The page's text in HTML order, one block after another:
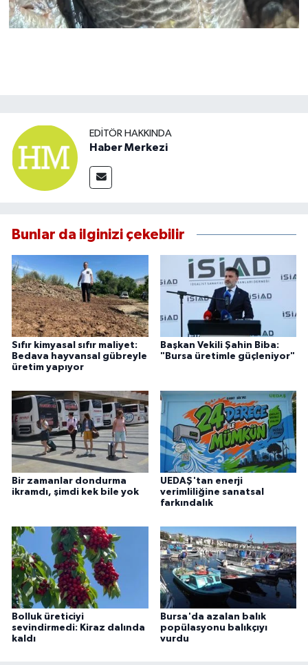
EDITÖR HAKKINDA
Haber Merkezi
Bunlar da ilginizi çekebilir
Sıfır kimyasal sıfır maliyet:
Bedava hayvansal gübreyle
üretim yapıyor
Başkan Vekili Şahin Biba:
"Bursa üretimle güçleniyor"
Bir zamanlar dondurma
ikramdı, şimdi kek bile yok
UEDAŞ'tan enerji
verimliliğine sanatsal
farkındalık
Bolluk üreticiyi
sevindirmedi: Kiraz dalında
kaldı
Bursa'da azalan balık
popülasyonu balıkçıyı
vurdu